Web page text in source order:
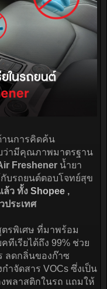
านการคิดค้น
ว่ามีคุณภาพมาตรฐาน
Freshener น้ำยา
บรถยนต์ตอบโจทย์สุข
ล้ว ทั้ง Shopee ,
ประเทศ
ตรพิเศษ ที่มาพร้อม
เรียได้ถึง 99% ช่วย
ลดกลิ่นของก๊าซ
ำจัดสาร VOCs ซึ่งเป็น
งพลาสติกในรถ แถมให้